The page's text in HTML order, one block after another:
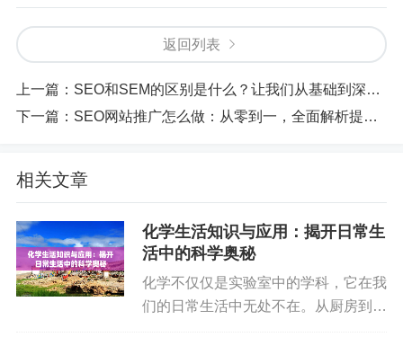
2.SEO技能的市场需求日益增长
随着数字营销的普及，SEO人才的需求也在不
断增加。很多企业都在寻求能够有效优化网站的SE
的趋势。特别是在数字化转型的过程中，各行业都
才。
无论你是想通过提升自己的职场竞争力，还是
希望从事独立的SEO顾问工作，系统学习SEO技能
返回列表
上一篇： SEO和SEM的区别是什么？让我们从基础到深入彻底解析
下一篇： SEO网站推广怎么做：从零到一，全面解析提高网站流量的必胜法则
相关文章
化学生活知识与应用：揭开日常生
活中的科学奥秘
化学不仅仅是实验室中的学科，它在我
们的日常生活中无处不在。从厨房到洗